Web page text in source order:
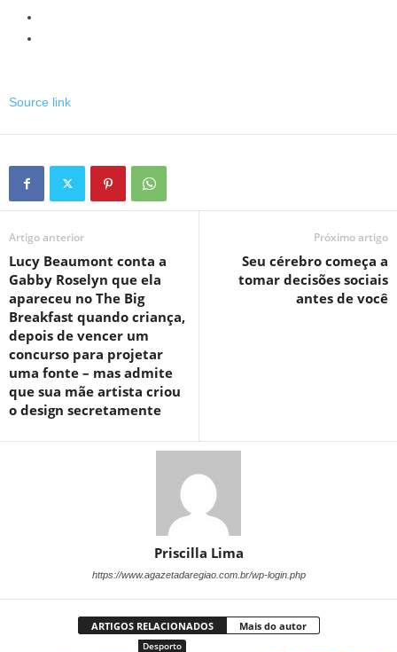
Source link
Artigo anterior
Lucy Beaumont conta a
Gabby Roselyn que ela
apareceu no The Big
Breakfast quando criança,
depois de vencer um
concurso para projetar
uma fonte – mas admite
que sua mãe artista criou
o design secretamente
Próximo artigo
Seu cérebro começa a
tomar decisões sociais
antes de você
Priscilla Lima
https://www.agazetadaregiao.com.br/wp-login.php
ARTIGOS RELACIONADOS Mais do autor
Desporto